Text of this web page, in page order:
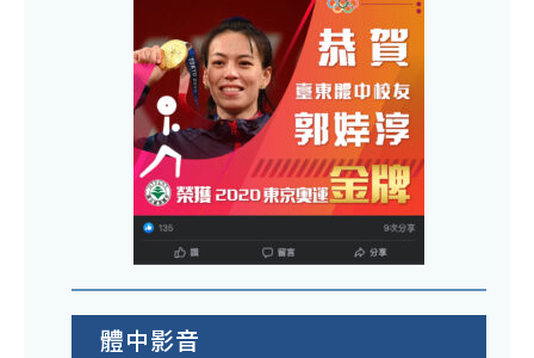
體中影音